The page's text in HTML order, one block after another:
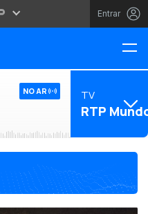
Entrar
NO AR TV
RTP